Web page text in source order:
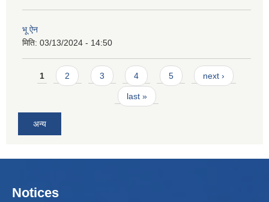
भू ऐन
मिति: 03/13/2024 - 14:50
Pages
1 2 3 4 5 next ›
last »
अन्य
Notices